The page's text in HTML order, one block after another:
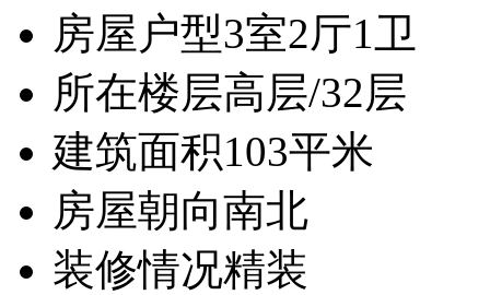
房屋户型3室2厅1卫
所在楼层高层/32层
建筑面积103平米
房屋朝向南北
装修情况精装